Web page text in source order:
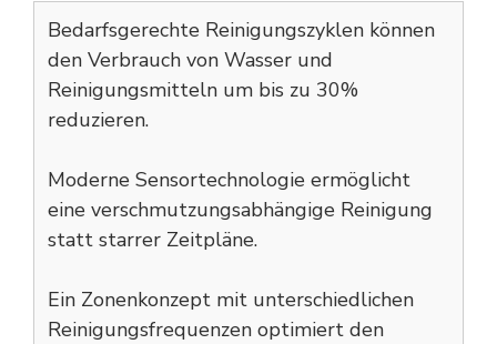
Bedarfsgerechte Reinigungszyklen können
den Verbrauch von Wasser und
Reinigungsmitteln um bis zu 30%
reduzieren.
Moderne Sensortechnologie ermöglicht
eine verschmutzungsabhängige Reinigung
statt starrer Zeitpläne.
Ein Zonenkonzept mit unterschiedlichen
Reinigungsfrequenzen optimiert den